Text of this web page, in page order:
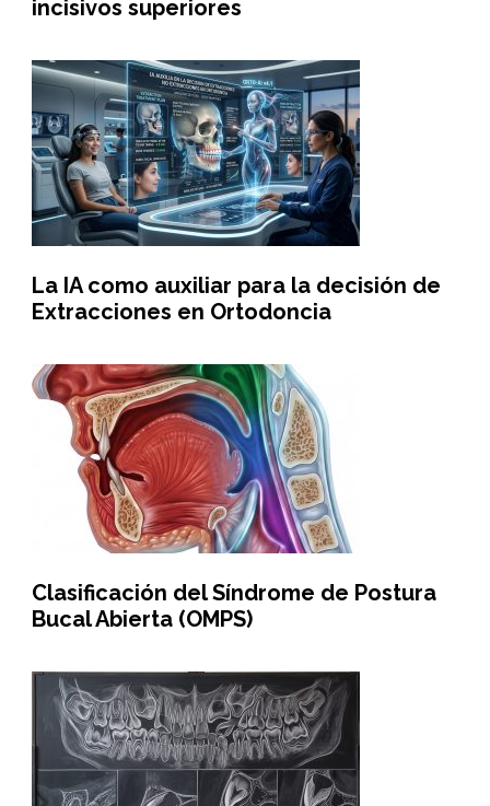
incisivos superiores
La IA como auxiliar para la decisión de
Extracciones en Ortodoncia
Clasificación del Síndrome de Postura
Bucal Abierta (OMPS)